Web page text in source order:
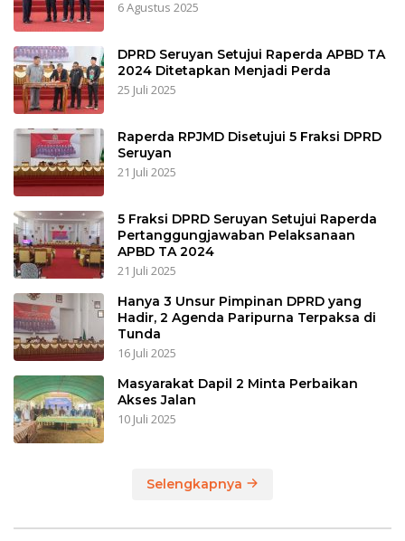
6 Agustus 2025
DPRD Seruyan Setujui Raperda APBD TA
2024 Ditetapkan Menjadi Perda
25 Juli 2025
Raperda RPJMD Disetujui 5 Fraksi DPRD
Seruyan
21 Juli 2025
5 Fraksi DPRD Seruyan Setujui Raperda
Pertanggungjawaban Pelaksanaan
APBD TA 2024
21 Juli 2025
Hanya 3 Unsur Pimpinan DPRD yang
Hadir, 2 Agenda Paripurna Terpaksa di
Tunda
16 Juli 2025
Masyarakat Dapil 2 Minta Perbaikan
Akses Jalan
10 Juli 2025
Selengkapnya